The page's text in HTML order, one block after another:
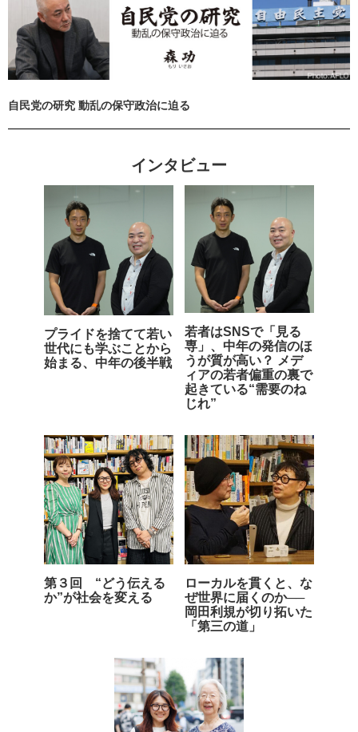
自民党の研究 動乱の保守政治に迫る
インタビュー
プライドを捨てて若い
世代にも学ぶことから
始まる、中年の後半戦
若者はSNSで「見る
専」、中年の発信のほ
うが質が高い？ メデ
ィアの若者偏重の裏で
起きている“需要のね
じれ”
第３回 “どう伝える
か”が社会を変える
ローカルを貫くと、な
ぜ世界に届くのか──
岡田利規が切り拓いた
「第三の道」